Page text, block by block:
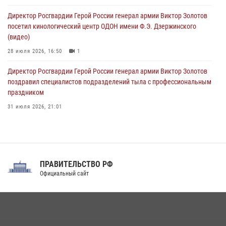
08 августа 2026, 06:32 1
Директор Росгвардии Герой России генерал армии Виктор Золотов
посетил кинологический центр ОДОН имени Ф.Э. Дзержинского
(видео)
28 июля 2026, 16:50 1
Директор Росгвардии Герой России генерал армии Виктор Золотов
поздравил специалистов подразделений тыла с профессиональным
праздником
31 июля 2026, 21:01
Праздник «Один день с Росгвардией» к 105-летию Центрального
ПРАВИТЕЛЬСТВО РФ
Официальный сайт